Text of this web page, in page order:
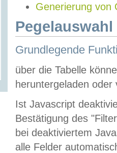
Generierung von
Grundlegende
über die Tabelle
heruntergeladen oder
Ist Javascript
Bestätigung des
bei deaktiviertem
alle Felder